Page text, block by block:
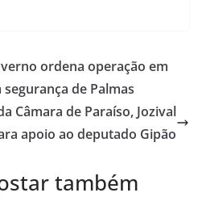
ordena operação em
de Palmas
Câmara de Paraíso, Jozival
apoio ao deputado Gipão
também